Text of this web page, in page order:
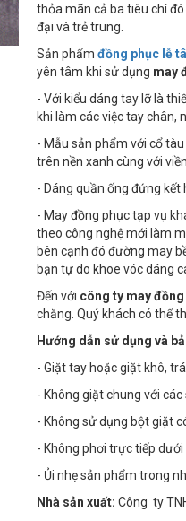
thỏa mãn cả ba tiêu chí
đại và trẻ trung.
Sản phẩm đồng phục lễ
yên tâm khi sử dụng may
- Với kiểu dáng tay lỡ là
khi làm các việc tay chân,
- Mẫu sản phẩm với cổ
trên nền xanh cùng với
- Dáng quần ống đứng
- May đồng phục tạp vụ
theo công nghệ mới làm
bên cạnh đó đường may
bạn tự do khoe vóc dáng
Đến với công ty may
chăng. Quý khách có thể
Hướng dẫn sử dụng và
- Giặt tay hoặc giặt khô,
- Không giặt chung với
- Không sử dụng bột giặt
- Không phơi trực tiếp
- Ủi nhẹ sản phẩm trong
Nhà sản xuất: Công ty